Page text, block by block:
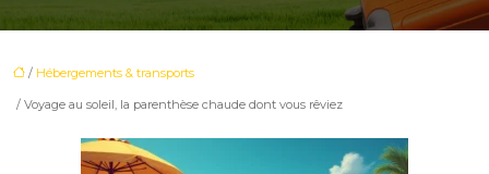
/ Hébergements & transports
/ Voyage au soleil, la parenthèse chaude dont vous rêviez